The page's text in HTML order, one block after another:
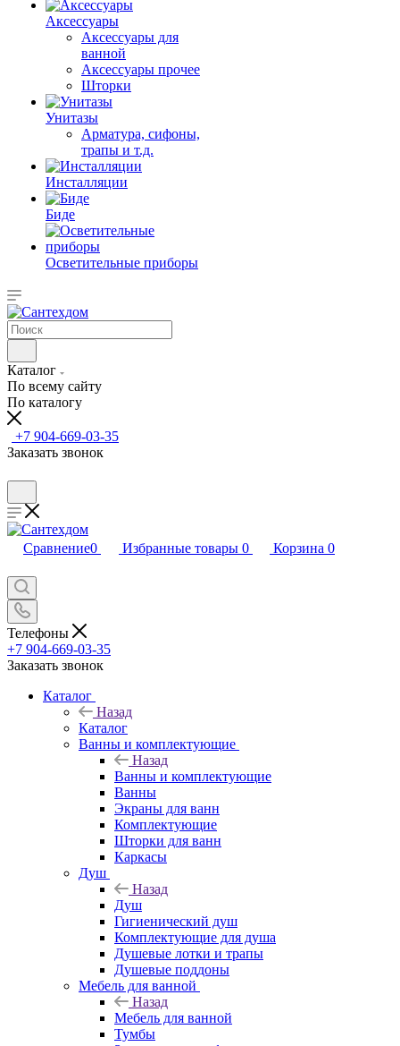
Аксессуары
Аксессуары для
ванной
Аксессуары прочее
Шторки
Унитазы
Арматура, сифоны,
трапы и т.д.
Инсталляции
Биде
Осветительные приборы
Каталог
По всему сайту
По каталогу
+7 904-669-03-35
Заказать звонок
Сравнение0 Избранные товары 0 Корзина 0
Телефоны
+7 904-669-03-35
Заказать звонок
Каталог
Назад
Каталог
Ванны и комплектующие
Назад
Ванны и комплектующие
Ванны
Экраны для ванн
Комплектующие
Шторки для ванн
Каркасы
Душ
Назад
Душ
Гигиенический душ
Комплектующие для душа
Душевые лотки и трапы
Душевые поддоны
Мебель для ванной
Назад
Мебель для ванной
Тумбы